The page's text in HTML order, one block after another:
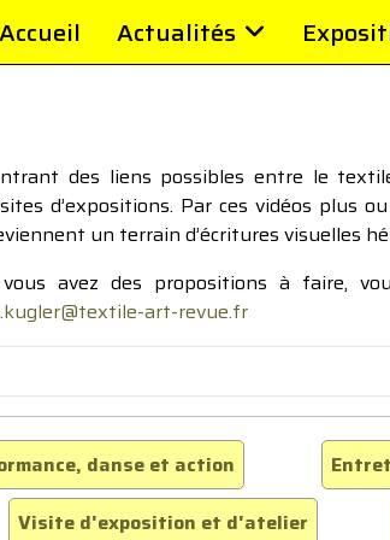
Accueil Actualités
des liens possibles entre le
d’expositions. Par ces vidéos plus
un terrain d’écritures visuelles
avez des propositions à faire,
art-revue.fr
danse et action
Visite d'exposition et d'atelier